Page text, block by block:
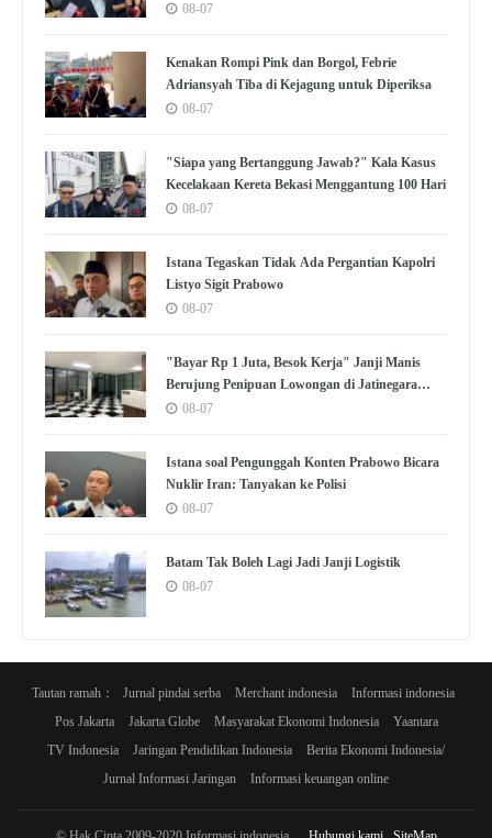
08-07
Kenakan Rompi Pink dan Borgol, Febrie
Adriansyah Tiba di Kejagung untuk Diperiksa
08-07
"Siapa yang Bertanggung Jawab?" Kala Kasus
Kecelakaan Kereta Bekasi Menggantung 100 Hari
08-07
Istana Tegaskan Tidak Ada Pergantian Kapolri
Listyo Sigit Prabowo
08-07
"Bayar Rp 1 Juta, Besok Kerja" Janji Manis
Berujung Penipuan Lowongan di Jatinegara
Jaktim
08-07
Istana soal Pengunggah Konten Prabowo Bicara
Nuklir Iran: Tanyakan ke Polisi
08-07
Batam Tak Boleh Lagi Jadi Janji Logistik
08-07
Tautan ramah： Jurnal pindai serba Merchant indonesia
Informasi indonesia
Pos Jakarta
Jakarta Globe Masyarakat Ekonomi Indonesia
Yaantara
TV Indonesia
Jaringan Pendidikan Indonesia
Berita Ekonomi Indonesia/
Jurnal Informasi Jaringan
Informasi keuangan online